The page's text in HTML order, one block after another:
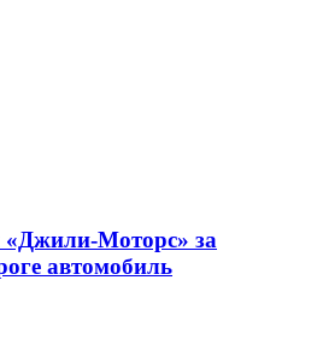
«Джили‑Моторс» за
автомобиль